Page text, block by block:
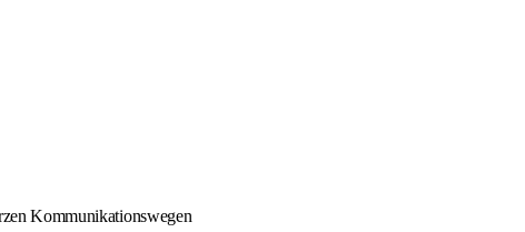
Kommunikationswegen